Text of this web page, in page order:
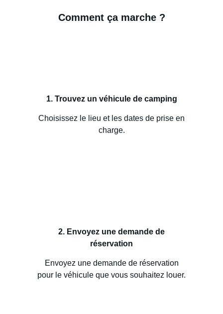
Comment ça marche ?
1. Trouvez un véhicule de camping
Choisissez le lieu et les dates de prise en
charge.
2. Envoyez une demande de
réservation
Envoyez une demande de réservation
pour le véhicule que vous souhaitez louer.